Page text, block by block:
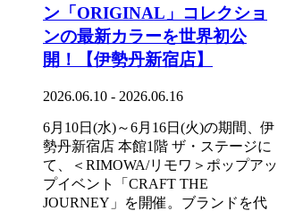
ン「ORIGINAL」コレクショ
ンの最新カラーを世界初公
開！【伊勢丹新宿店】
2026.06.10 - 2026.06.16
6月10日(水)～6月16日(火)の期間、伊
勢丹新宿店 本館1階 ザ・ステージに
て、＜RIMOWA/リモワ＞ポップアッ
プイベント「CRAFT THE
JOURNEY」を開催。ブランドを代